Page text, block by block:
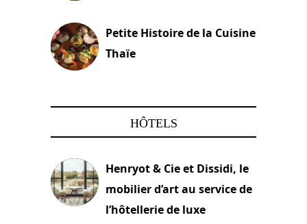
Petite Histoire de la Cuisine
Thaïe
HÔTELS
Henryot & Cie et Dissidi, le
mobilier d’art au service de
l’hôtellerie de luxe